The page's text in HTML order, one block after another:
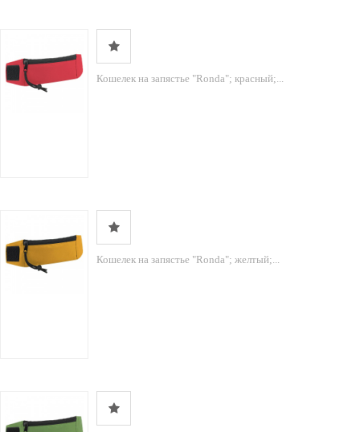
Кошелек на запястье "Ronda"; красный;...
Кошелек на запястье "Ronda"; желтый;...